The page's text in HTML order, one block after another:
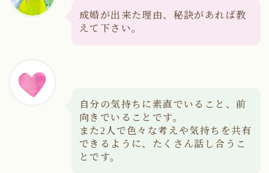
成婚が出来た理由、秘訣があれば教
えて下さい。
自分の気持ちに素直でいること、前
向きでいることです。
また2人で色々な考えや気持ちを共有
できるように、たくさん話し合うこ
とです。